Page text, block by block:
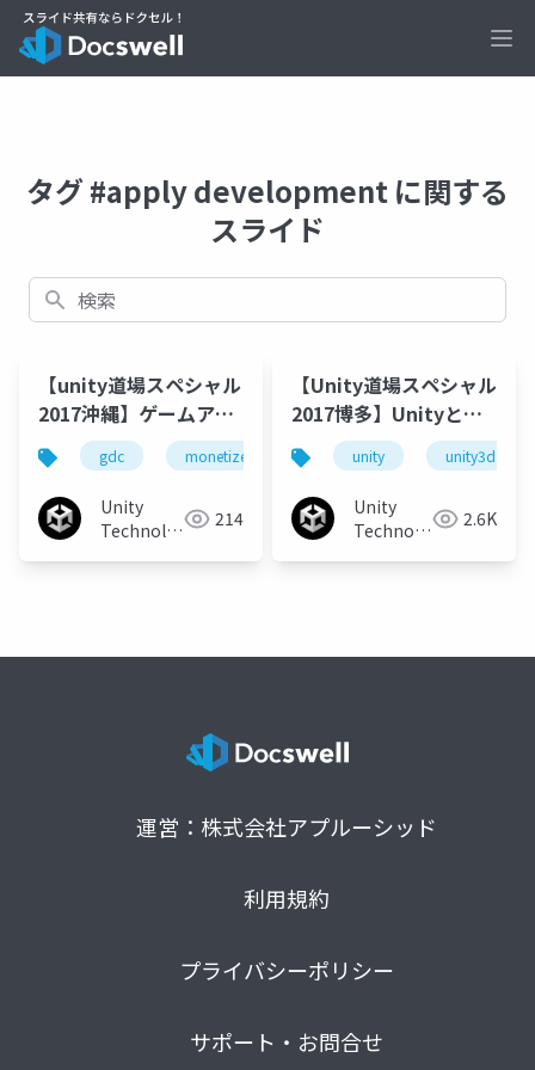
タグ #apply development に関する
スライド
検索
【unity道場スペシャル
2017沖縄】ゲームアプ
リマネタイズの最適化
と最前線 − GDCまとめ
とUniteのおさらい
gdc monetize unite unity
Unity
Technologies 214
【Unity道場スペシャル
2017博多】Unityと歩
んだCC2アプリ開発の
舞台裏
unity unity3d
Unity
Technologies 2.6K
運営：株式会社アプルーシッド
利用規約
プライバシーポリシー
サポート・お問合せ